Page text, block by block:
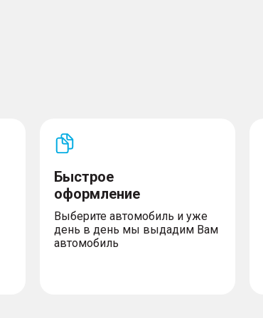
Быстрое
оформление
Выберите автомобиль и уже
день в день мы выдадим Вам
автомобиль